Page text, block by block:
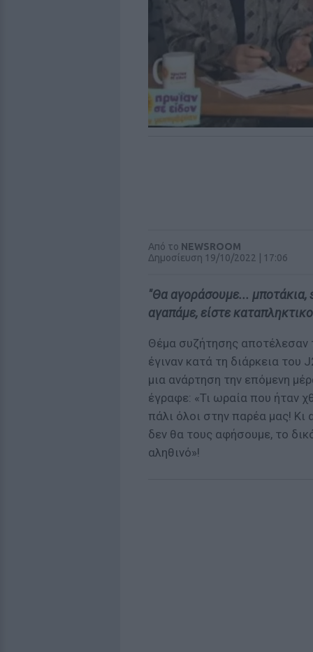
Από το NEWSROOM
Δημοσίευση 19/10/2022 | 17:06
"Θα αγοράσουμε...
αγαπάμε, είστε
Θέμα συζήτησης αποτέλεσαν
έγιναν κατά τη διάρκεια του
μια ανάρτηση την επόμενη
έγραφε: «Τι ωραία που ήταν
πάλι όλοι στην παρέα μας! Κι
δεν θα τους αφήσουμε, το
αληθινό»!